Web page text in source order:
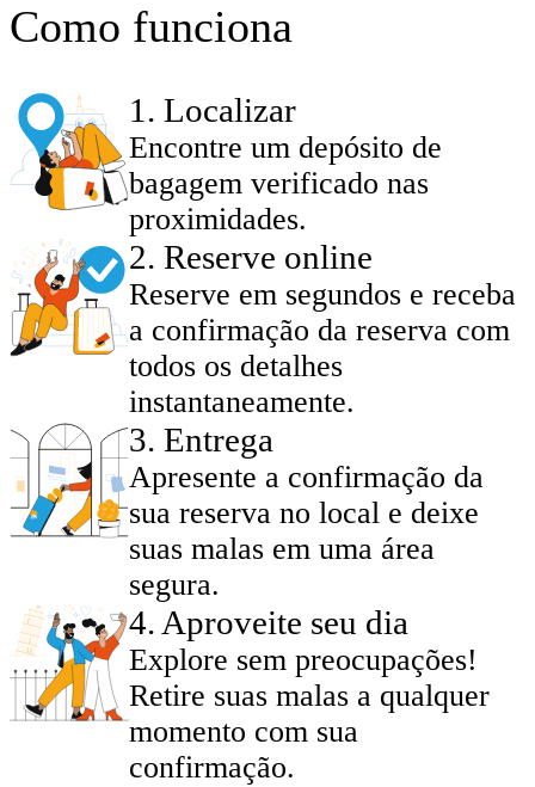
Como funciona
1 . Localizar
Encontre um depósito de
bagagem verificado nas
proximidades.
2. Reserve online
Reserve em segundos e receba
a confirmação da reserva com
todos os detalhes
instantaneamente.
3. Entrega
Apresente a confirmação da
sua reserva no local e deixe
suas malas em uma área
segura.
4. Aproveite seu dia
Explore sem preocupações!
Retire suas malas a qualquer
momento com sua
confirmação.